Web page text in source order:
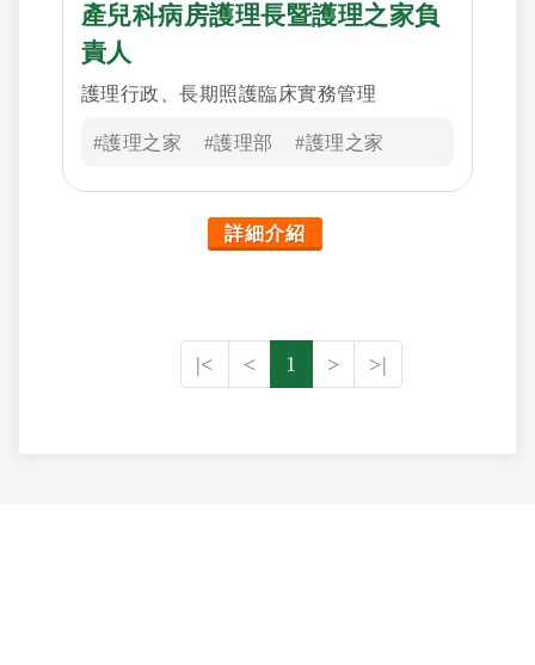
產兒科病房護理長暨護理之家負
責人
護理行政、長期照護臨床實務管理
#護理之家 #護理部 #護理之家
詳細介紹
|< < 1 > >|